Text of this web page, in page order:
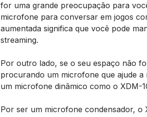
for uma grande preocupação para
microfone para conversar em jogos
aumentada significa que você pode
streaming.
Por outro lado, se o seu espaço não
procurando um microfone que ajude
um microfone dinâmico como o XDM-
Por ser um microfone condensador, o